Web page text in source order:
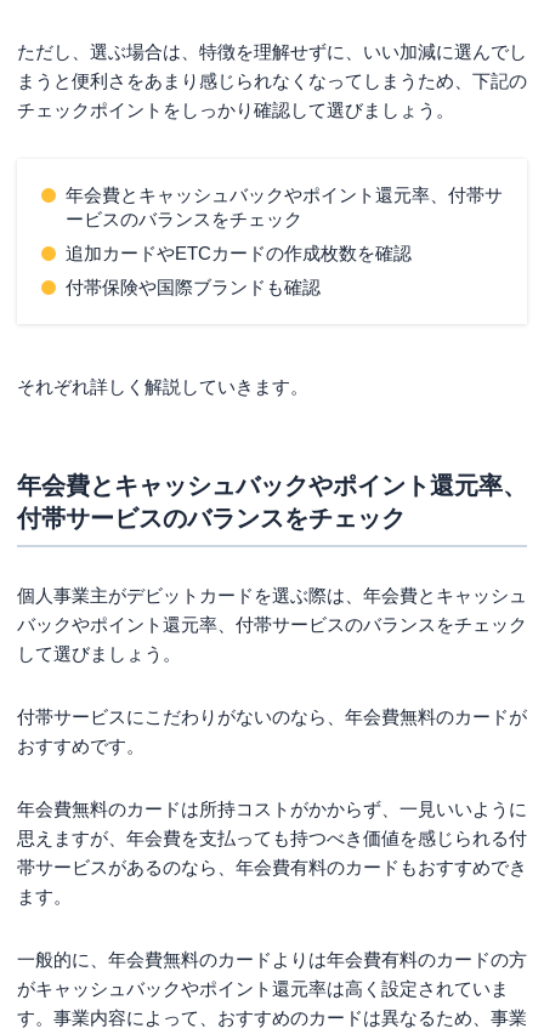
ただし、選ぶ場合は、特徴を理解せずに、いい加減に選んでし
まうと便利さをあまり感じられなくなってしまうため、下記の
チェックポイントをしっかり確認して選びましょう。
年会費とキャッシュバックやポイント還元率、付帯サ
ービスのバランスをチェック
追加カードやETCカードの作成枚数を確認
付帯保険や国際ブランドも確認
それぞれ詳しく解説していきます。
年会費とキャッシュバックやポイント還元率、
付帯サービスのバランスをチェック
個人事業主がデビットカードを選ぶ際は、年会費とキャッシュ
バックやポイント還元率、付帯サービスのバランスをチェック
して選びましょう。
付帯サービスにこだわりがないのなら、年会費無料のカードが
おすすめです。
年会費無料のカードは所持コストがかからず、一見いいように
思えますが、年会費を支払っても持つべき価値を感じられる付
帯サービスがあるのなら、年会費有料のカードもおすすめでき
ます。
一般的に、年会費無料のカードよりは年会費有料のカードの方
がキャッシュバックやポイント還元率は高く設定されていま
す。事業内容によって、おすすめのカードは異なるため、事業